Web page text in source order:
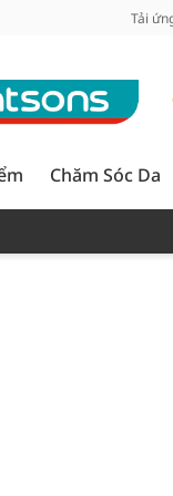
Tải
Chăm Sóc Da